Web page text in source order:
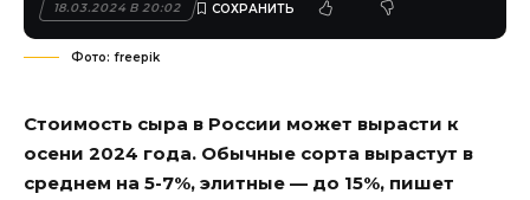
18.03.2024 В 20:02
Фото: freepik
Стоимость сыра в России может вырасти к
осени 2024 года. Обычные сорта вырастут в
среднем на 5-7%, элитные — до 15%, пишет